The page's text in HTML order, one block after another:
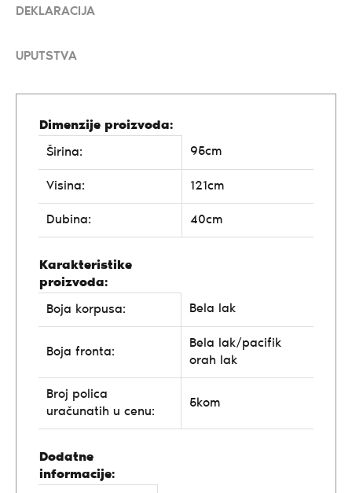
DEKLARACIJA
UPUTSTVA
Dimenzije proizvoda:
Širina:
95cm
Visina: 121cm
Dubina: 40cm
Karakteristike
proizvoda:
Boja korpusa:
Bela lak
Boja fronta:
Bela lak/pacifik
orah lak
Broj polica
uračunatih u cenu:
5kom
Dodatne
informacije: